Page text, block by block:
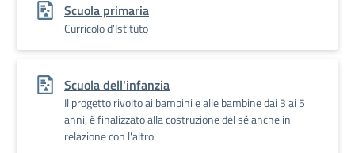
Scuola primaria
Curricolo d’Istituto
Scuola dell'infanzia
Il progetto rivolto ai bambini e alle bambine dai 3 ai 5
anni, è finalizzato alla costruzione del sé anche in
relazione con l'altro.